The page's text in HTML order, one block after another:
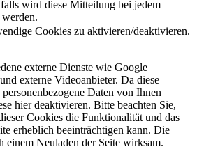
wird diese Mitteilung bei jedem
Cookies zu aktivieren/deaktivieren.
externe Dienste wie Google
externe Videoanbieter. Da diese
Daten von Ihnen
hier deaktivieren. Bitte beachten Sie,
Cookies die Funktionalität und das
erheblich beeinträchtigen kann. Die
einem Neuladen der Seite wirksam.